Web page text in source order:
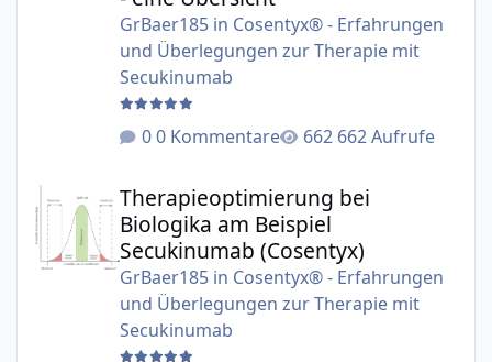
GrBaer185in Cosentyx® - Erfahrungen
und Überlegungen zur Therapie mit
Secukinumab
0 Kommentare
662 Aufrufe
Therapieoptimierung bei Biologika am Beispiel
Therapieoptimierung bei
Biologika am Beispiel
Secukinumab (Cosentyx)
GrBaer185in Cosentyx® - Erfahrungen
und Überlegungen zur Therapie mit
Secukinumab